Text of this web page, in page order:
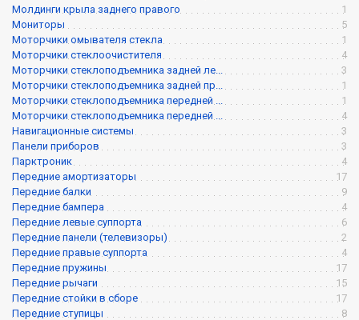
Молдинги крыла заднего правого
1
Мониторы
5
Моторчики омывателя стекла
1
Моторчики стеклоочистителя
4
Моторчики стеклоподъемника задней ле...
3
Моторчики стеклоподъемника задней пр...
1
Моторчики стеклоподъемника передней ...
1
Моторчики стеклоподъемника передней ...
4
Навигационные системы
3
Панели приборов
3
Парктроник
4
Передние амортизаторы
17
Передние балки
9
Передние бампера
4
Передние левые суппорта
6
Передние панели (телевизоры)
2
Передние правые суппорта
4
Передние пружины
17
Передние рычаги
15
Передние стойки в сборе
17
Передние ступицы
8